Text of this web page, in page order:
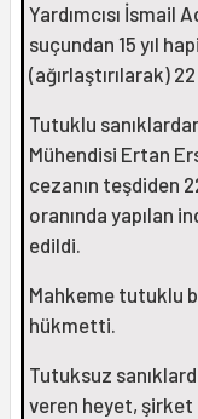
Yardımcısı İsmail
suçundan 15 yıl
(ağırlaştırılarak)
Tutuklu
Mühendisi Ertan
cezanın teşdiden
oranında yapılan
edildi.
Mahkeme tutuklu
hükmetti.
Tutuksuz
veren heyet, şirket